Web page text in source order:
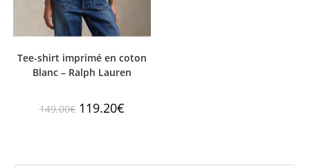
Tee-shirt imprimé en coton
Blanc – Ralph Lauren
149.00€ 119.20€